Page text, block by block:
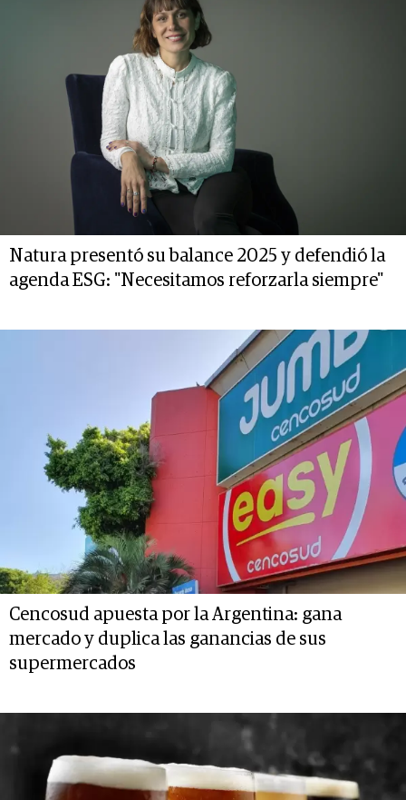
Natura presentó su balance 2025 y defendió la
agenda ESG: "Necesitamos reforzarla siempre"
Cencosud apuesta por la Argentina: gana
mercado y duplica las ganancias de sus
supermercados